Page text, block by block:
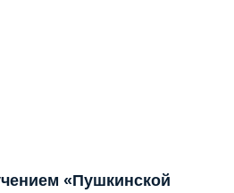
«Пушкинской